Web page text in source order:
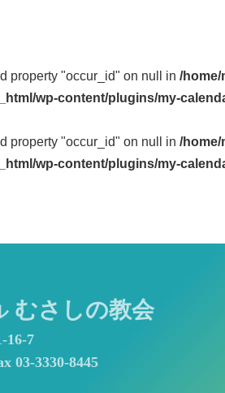
property "occur_id" on null in /
wp-content/plugins/my-
property "occur_id" on null in /
wp-content/plugins/my-
むさしの教会
16-7
03-3330-8445